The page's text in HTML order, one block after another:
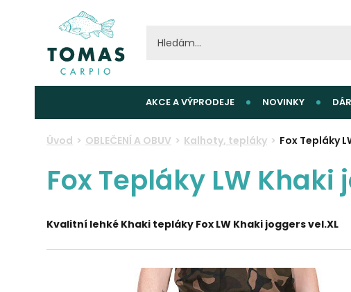
AKCE A VÝPRODEJE NOVINKY
Úvod OBLEČENÍ A OBUV Kalhoty, tepláky Fox Tepláky
Fox Tepláky LW
Kvalitní lehké Khaki tepláky Fox LW Khaki joggers vel.XL